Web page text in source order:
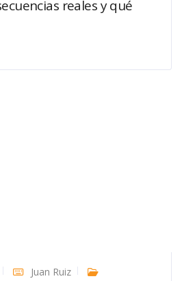
reales y qué
Juan Ruiz